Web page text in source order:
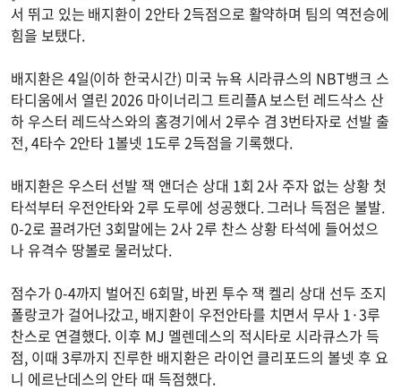
서 뛰고 있는 배지환이 2안타 2득점으로 활약하며 팀의 역전승에
힘을 보탰다.
배지환은 4일(이하 한국시간) 미국 뉴욕 시라큐스의 NBT뱅크 스
타디움에서 열린 2026 마이너리그 트리플A 보스턴 레드삭스 산
하 우스터 레드삭스와의 홈경기에서 2루수 겸 3번타자로 선발 출
전, 4타수 2안타 1볼넷 1도루 2득점을 기록했다.
배지환은 우스터 선발 잭 앤더슨 상대 1회 2사 주자 없는 상황 첫
타석부터 우전안타와 2루 도루에 성공했다. 그러나 득점은 불발.
0-2로 끌려가던 3회말에는 2사 2루 찬스 상황 타석에 들어섰으
나 유격수 땅볼로 물러났다.
점수가 0-4까지 벌어진 6회말, 바뀐 투수 잭 켈리 상대 선두 조지
폴랑코가 걸어나갔고, 배지환이 우전안타를 치면서 무사 1·3루
찬스로 연결했다. 이후 MJ 멜렌데스의 적시타로 시라큐스가 득
점, 이때 3루까지 진루한 배지환은 라이언 클리포드의 볼넷 후 요
니 에르난데스의 안타 때 득점했다.